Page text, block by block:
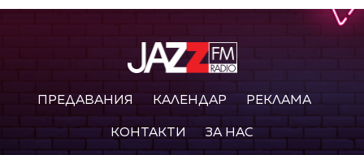
ПРЕДАВАНИЯ КАЛЕНДАР РЕКЛАМА
КОНТАКТИ ЗА НАС